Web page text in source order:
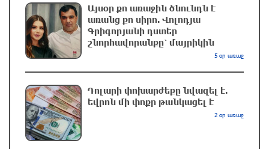
նկատմամբ պատժամիջոցները
Լոնդոնի կենտրոնում զինված անձը դանակով
Ռուսական ԱԹՍ-ներ արտադրող ընկերության
ղեկավարի դեմ մահափորձ է կատարվել
Այսօր քո առաջին ծնունդն է
առանց քո սիրո. Վոլոդյա
Գրիգորյանի դստեր
շնորհավորանքը՝ մայրիկին
5 օր առաջ
Դոլարի փոխարժեքը նվազել է.
եվրոն մի փոքր թանկացել է
2 օր առաջ